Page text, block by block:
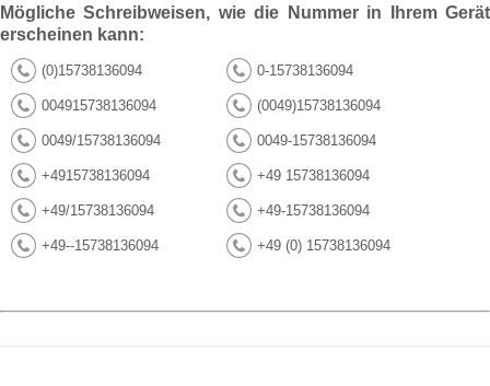
Mögliche Schreibweisen, wie die Nummer in Ihrem Gerät
erscheinen kann:
(0)15738136094 0-15738136094
004915738136094 (0049)15738136094
0049/15738136094 0049-15738136094
+4915738136094 +49 15738136094
+49/15738136094 +49-15738136094
+49--15738136094 +49 (0) 15738136094